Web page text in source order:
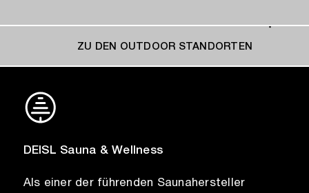
ZU DEN OUTDOOR STANDORTEN
DEISL Sauna & Wellness
Als einer der führenden Saunahersteller